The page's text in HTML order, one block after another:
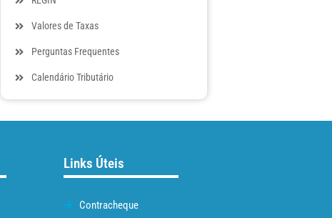
Valores de Taxas
Perguntas Frequentes
Calendário Tributário
Links Úteis
Contracheque